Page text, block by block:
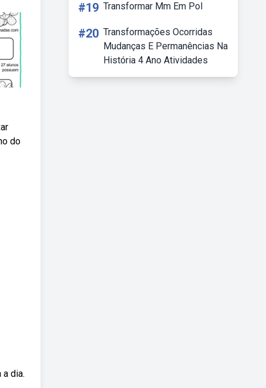
do
dia.
#19 Transformar Mm Em Pol
#20 Transformações Ocorridas
Mudanças E Permanências Na
História 4 Ano Atividades